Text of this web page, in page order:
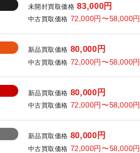
未開封買取価格 83,000円
中古買取価格 72,000円〜58,000円
新品買取価格 80,000円
中古買取価格 72,000円〜58,000円
新品買取価格 80,000円
中古買取価格 72,000円〜58,000円
新品買取価格 80,000円
中古買取価格 72,000円〜58,000円